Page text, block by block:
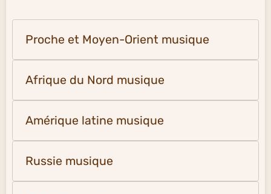
Proche et Moyen-Orient musique
Afrique du Nord musique
Amérique latine musique
Russie musique